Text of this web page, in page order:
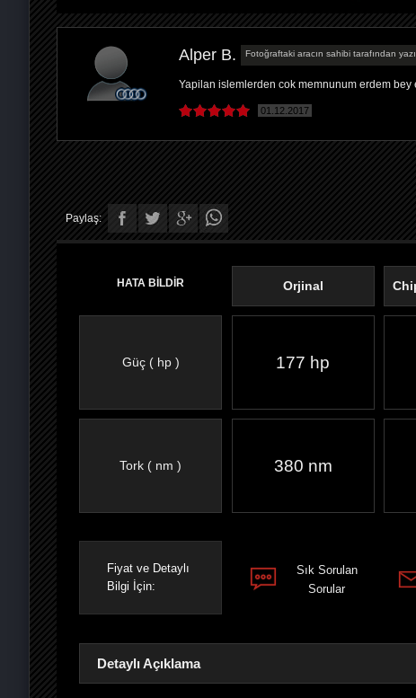
Alper B. Fotoğraftaki aracın sahibi tarafından
Yapilan islemlerden cok memnunum erdem
01.12.2017
Paylaş:
HATA BİLDİR
Güç ( hp )
Tork ( nm )
Orjinal
177 hp
380 nm
Fiyat ve Detaylı
Bilgi İçin:
Sık Sorulan
Sorular
Detaylı Açıklama